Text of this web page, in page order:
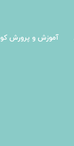
آموزش و پرورش